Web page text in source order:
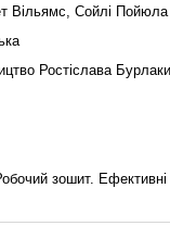
Вільямс, Сойлі Пойюла
Ростіслава Бурлаки
зошит.